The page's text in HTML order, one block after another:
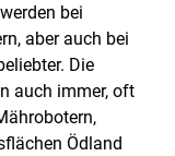
bei
aber auch bei
Die
auch immer, oft
Ödland